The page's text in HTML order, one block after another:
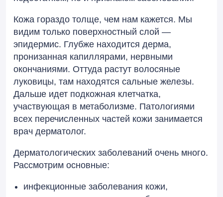
Кожа гораздо толще, чем нам кажется. Мы
видим только поверхностный слой —
эпидермис. Глубже находится дерма,
пронизанная капиллярами, нервными
окончаниями. Оттуда растут волосяные
луковицы, там находятся сальные железы.
Дальше идет подкожная клетчатка,
участвующая в метаболизме. Патологиями
всех перечисленных частей кожи занимается
врач дерматолог.
Дерматологических заболеваний очень много.
Рассмотрим основные:
инфекционные заболевания кожи,